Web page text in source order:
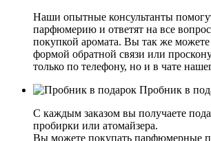
Наши опытные консультанты
парфюмерию и ответят на все
покупкой аромата. Вы так же можете
формой обратной связи или
только по телефону, но и в чате
Пробник в
С каждым заказом вы получаете
пробирки или атомайзера.
Вы можете покупать парфюмерные